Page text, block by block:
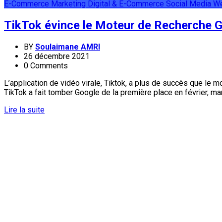
E-Commerce Marketing Digital & E-Commerce Social Media
TikTok évince le Moteur de Recherche
BY Soulaimane AMRI
26 décembre 2021
0 Comments
L’application de vidéo virale, Tiktok, a plus de succès que le
TikTok a fait tomber Google de la première place en février,
Lire la suite